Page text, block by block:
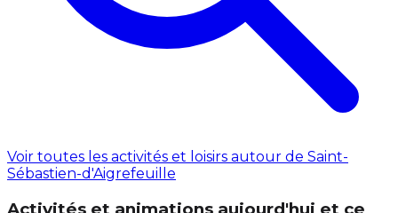
Voir toutes les activités et loisirs autour de Saint-
Sébastien-d'Aigrefeuille